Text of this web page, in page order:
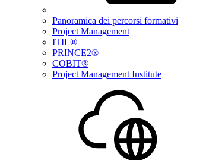
Panoramica dei percorsi formativi
Project Management
ITIL®
PRINCE2®
COBIT®
Project Management Institute